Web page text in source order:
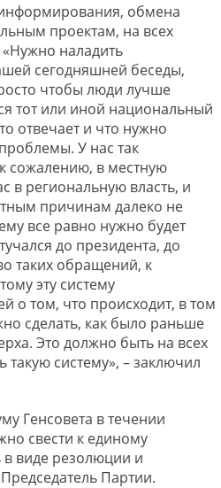
обмена
проектам, на всех
наладить
сегодняшней беседы,
чтобы люди лучше
тот или иной национальный
отвечает и что нужно
У нас так
сожалению, в местную
в региональную власть, и
причинам далеко не
все равно нужно будет
до президента, до
таких обращений, к
эту систему
том, что происходит, в том
сделать, как было раньше
Это должно быть на всех
систему», – заключил
Генсовета в течении
свести к единому
виде резолюции и
Партии.